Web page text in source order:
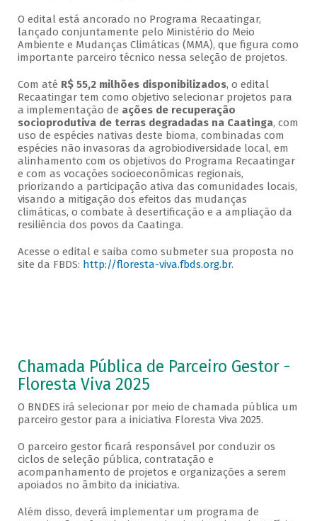
O edital está ancorado no Programa Recaatingar,
lançado conjuntamente pelo Ministério do Meio
Ambiente e Mudanças Climáticas (MMA), que figura como
importante parceiro técnico nessa seleção de projetos.
Com até R$ 55,2 milhões disponibilizados, o edital
Recaatingar tem como objetivo selecionar projetos para
a implementação de ações de recuperação
socioprodutiva de terras degradadas na Caatinga, com
uso de espécies nativas deste bioma, combinadas com
espécies não invasoras da agrobiodiversidade local, em
alinhamento com os objetivos do Programa Recaatingar
e com as vocações socioeconômicas regionais,
priorizando a participação ativa das comunidades locais,
visando a mitigação dos efeitos das mudanças
climáticas, o combate à desertificação e a ampliação da
resiliência dos povos da Caatinga.
Acesse o edital e saiba como submeter sua proposta no
site da FBDS: http://floresta-viva.fbds.org.br.
Chamada Pública de Parceiro Gestor -
Floresta Viva 2025
O BNDES irá selecionar por meio de chamada pública um
parceiro gestor para a iniciativa Floresta Viva 2025.
O parceiro gestor ficará responsável por conduzir os
ciclos de seleção pública, contratação e
acompanhamento de projetos e organizações a serem
apoiados no âmbito da iniciativa.
Além disso, deverá implementar um programa de